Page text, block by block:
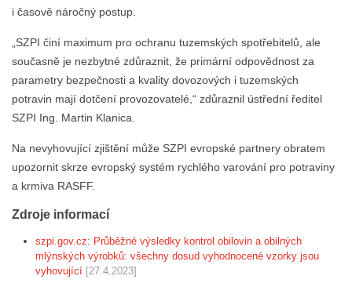
i časově náročný postup.
„SZPI činí maximum pro ochranu tuzemských spotřebitelů, ale
současně je nezbytné zdůraznit, že primární odpovědnost za
parametry bezpečnosti a kvality dovozových i tuzemských
potravin mají dotčení provozovatelé,“ zdůraznil ústřední ředitel
SZPI Ing. Martin Klanica.
Na nevyhovující zjištění může SZPI evropské partnery obratem
upozornit skrze evropský systém rychlého varování pro potraviny
a krmiva RASFF.
Zdroje informací
szpi.gov.cz: Průběžné výsledky kontrol obilovin a obilných
mlýnských výrobků: všechny dosud vyhodnocené vzorky jsou
vyhovující [27.4.2023]